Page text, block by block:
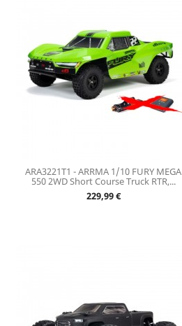
ARA3221T1 - ARRMA 1/10 FURY MEGA
550 2WD Short Course Truck RTR,...
Prix
229,99 €